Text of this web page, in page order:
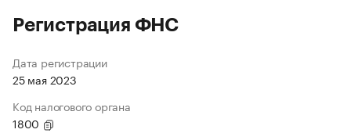
Регистрация ФНС
Дата регистрации
25 мая 2023
Код налогового органа
1800